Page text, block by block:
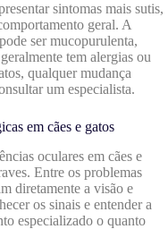
sintomas mais sutis,
geral. A
ser mucopurulenta,
tem alergias ou
qualquer mudança
um especialista.
em cães e gatos
oculares em cães e
Entre os problemas
diretamente a visão e
os sinais e entender a
especializado o quanto